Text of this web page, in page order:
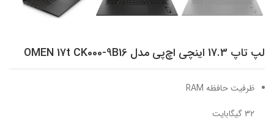
لپ تاپ 17.3 اینچی اچ‌پی مدل OMEN 17t CK000-9B16
ظرفیت حافظه RAM
32 گیگابایت